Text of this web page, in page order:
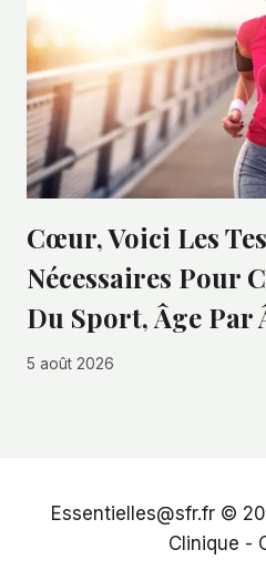
Cœur, Voici Les
Nécessaires Pour
Du Sport, Âge Par
5 août 2026
Essentielles@sfr.fr ©
Clinique -